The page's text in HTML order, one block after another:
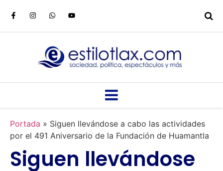
Portada » Siguen llevándose a cabo las actividades
por el 491 Aniversario de la Fundación de Huamantla
Siguen llevándose